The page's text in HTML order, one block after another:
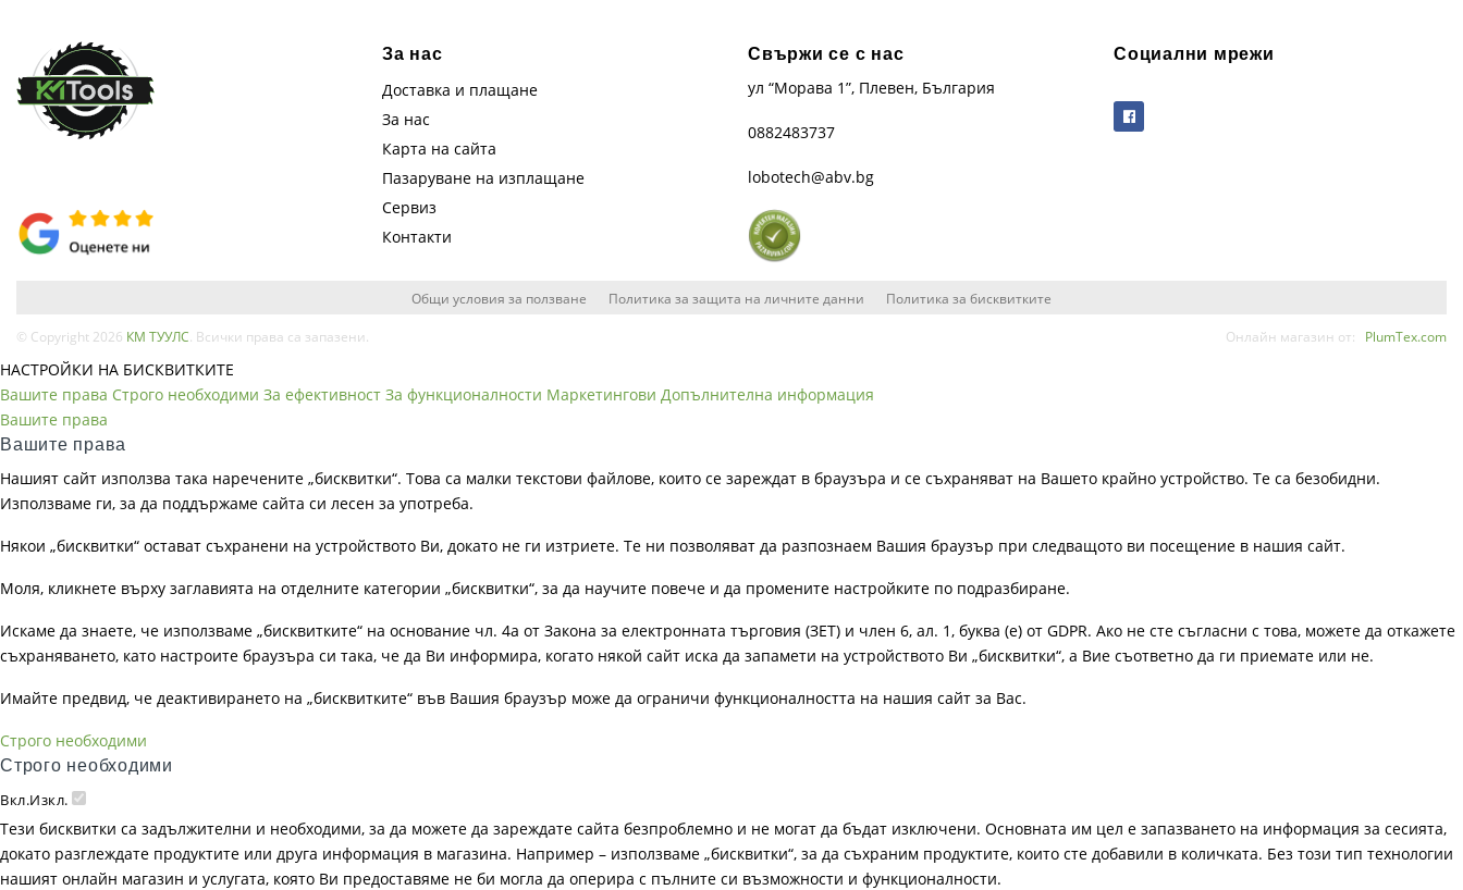
За нас
Доставка и плащане
За нас
Карта на сайта
Пазаруване на изплащане
Сервиз
Контакти
Свържи се с нас
ул “Морава 1”, Плевен, България
0882483737
lobotech@abv.bg
Социални мрежи
Общи условия за ползване Политика за защита на личните данни Политика за бисквитките
© Copyright 2026 КМ ТУУЛС . Всички права са запазени. Онлайн магазин от: PlumTex.com
НАСТРОЙКИ НА БИСКВИТКИТЕ
Вашите права Строго необходими За ефективност За функционалности Маркетингови Допълнителна информация
Вашите права
Вашите права
Нашият сайт използва така наречените „бисквитки“. Това са малки текстови файлове, които се зареждат в браузъра и се съхраняват на Вашето крайно устройство. Те са безобидни.
Използваме ги, за да поддържаме сайта си лесен за употреба.
Някои „бисквитки“ остават съхранени на устройството Ви, докато не ги изтриете. Те ни позволяват да разпознаем Вашия браузър при следващото ви посещение в нашия сайт.
Моля, кликнете върху заглавията на отделните категории „бисквитки“, за да научите повече и да промените настройките по подразбиране.
Искаме да знаете, че използваме „бисквитките“ на основание чл. 4а от Закона за електронната търговия (ЗЕТ) и член 6, ал. 1, буква (е) от GDPR. Ако не сте съгласни с това, можете да откажете
съхраняването, като настроите браузъра си така, че да Ви информира, когато някой сайт иска да запамети на устройството Ви „бисквитки“, а Вие съответно да ги приемате или не.
Имайте предвид, че деактивирането на „бисквитките“ във Вашия браузър може да ограничи функционалността на нашия сайт за Вас.
Строго необходими
Строго необходими
Вкл.Изкл.
Тези бисквитки са задължителни и необходими, за да можете да зареждате сайта безпроблемно и не могат да бъдат изключени. Основната им цел е запазването на информация за сесията,
докато разглеждате продуктите или друга информация в магазина. Например – използваме „бисквитки“, за да съхраним продуктите, които сте добавили в количката. Без този тип технологии
нашият онлайн магазин и услугата, която Ви предоставяме не би могла да оперира с пълните си възможности и функционалности.